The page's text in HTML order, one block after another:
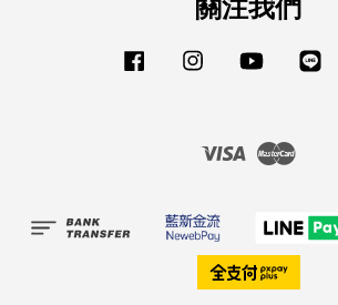
關注我們
Facebook Instagram YouTube
Visa